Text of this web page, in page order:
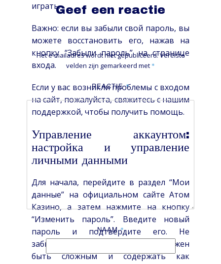
играть.
Важно: если вы забыли свой пароль, вы
можете восстановить его, нажав на
кнопку “Забыли пароль” на странице
входа.
Если у вас возникли проблемы с входом
на сайт, пожалуйста, свяжитесь с нашим
поддержкой, чтобы получить помощь.
Управление аккаунтом:
настройка и управление
личными данными
Для начала, перейдите в раздел “Мои
данные” на официальном сайте Атом
Казино, а затем нажмите на кнопку
“Изменить пароль”. Введите новый
пароль и подтвердите его. Не
забывайте, что новый пароль должен
быть сложным и содержать как
Geef een reactie
Het e-mailadres wordt niet gepubliceerd.Vereiste
velden zijn gemarkeerd met *
REACTIE*
NAAM*